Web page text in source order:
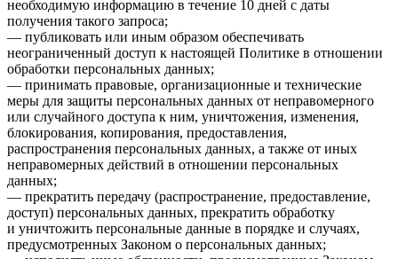
необходимую информацию в течение 10 дней с даты
получения такого запроса;
— публиковать или иным образом обеспечивать
неограниченный доступ к настоящей Политике в отношении
обработки персональных данных;
— принимать правовые, организационные и технические
меры для защиты персональных данных от неправомерного
или случайного доступа к ним, уничтожения, изменения,
блокирования, копирования, предоставления,
распространения персональных данных, а также от иных
неправомерных действий в отношении персональных
данных;
— прекратить передачу (распространение, предоставление,
доступ) персональных данных, прекратить обработку
и уничтожить персональные данные в порядке и случаях,
предусмотренных Законом о персональных данных;